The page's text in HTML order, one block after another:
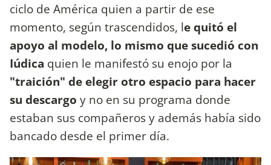
ciclo de América quien a partir de ese
momento, según trascendidos, le quitó el
apoyo al modelo, lo mismo que sucedió con
Iúdica quien le manifestó su enojo por la
"traición" de elegir otro espacio para hacer
su descargo y no en su programa donde
estaban sus compañeros y además había sido
bancado desde el primer día.